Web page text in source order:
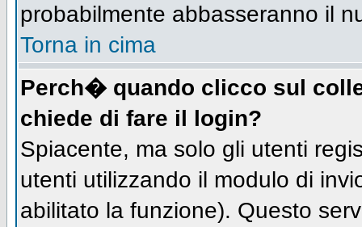
probabilmente abbasseranno il
Torna in cima
Perch� quando clicco sul
chiede di fare il login?
Spiacente, ma solo gli utenti
utenti utilizzando il modulo di
abilitato la funzione). Questo